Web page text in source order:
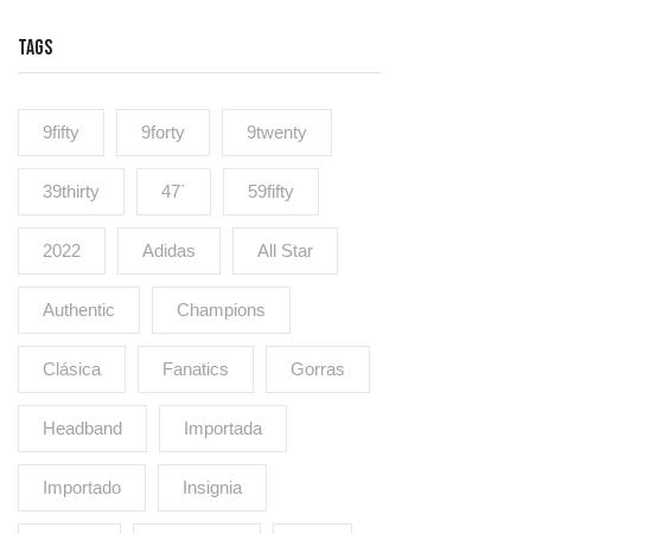
TAGS
9fifty 9forty 9twenty
39thirty 47´ 59fifty
2022 Adidas All Star
Authentic Champions
Clásica Fanatics Gorras
Headband Importada
Importado Insignia